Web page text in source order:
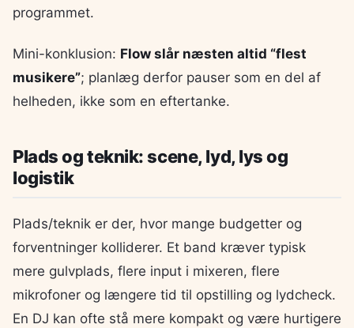
programmet.
Mini-konklusion: Flow slår næsten altid “flest
musikere”; planlæg derfor pauser som en del af
helheden, ikke som en eftertanke.
Plads og teknik: scene, lyd, lys og
logistik
Plads/teknik er der, hvor mange budgetter og
forventninger kolliderer. Et band kræver typisk
mere gulvplads, flere input i mixeren, flere
mikrofoner og længere tid til opstilling og lydcheck.
En DJ kan ofte stå mere kompakt og være hurtigere